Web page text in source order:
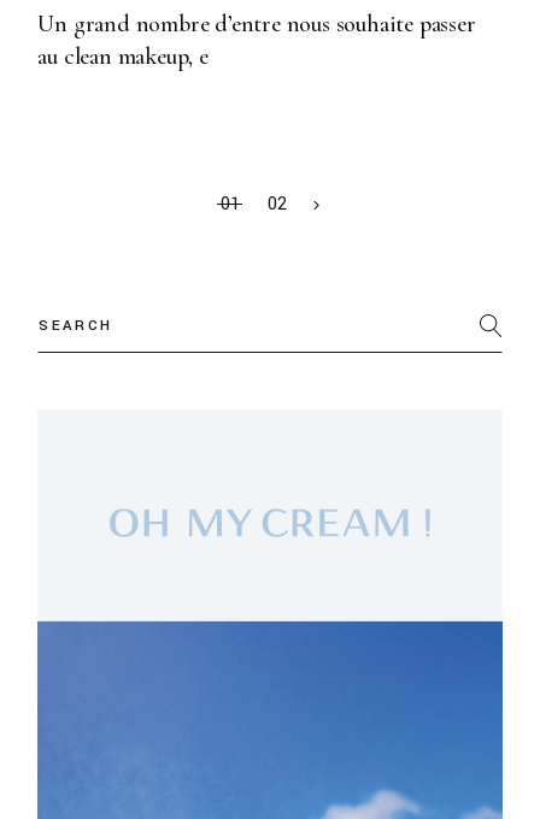
Un grand nombre d’entre nous souhaite passer
au clean makeup, e
01 02